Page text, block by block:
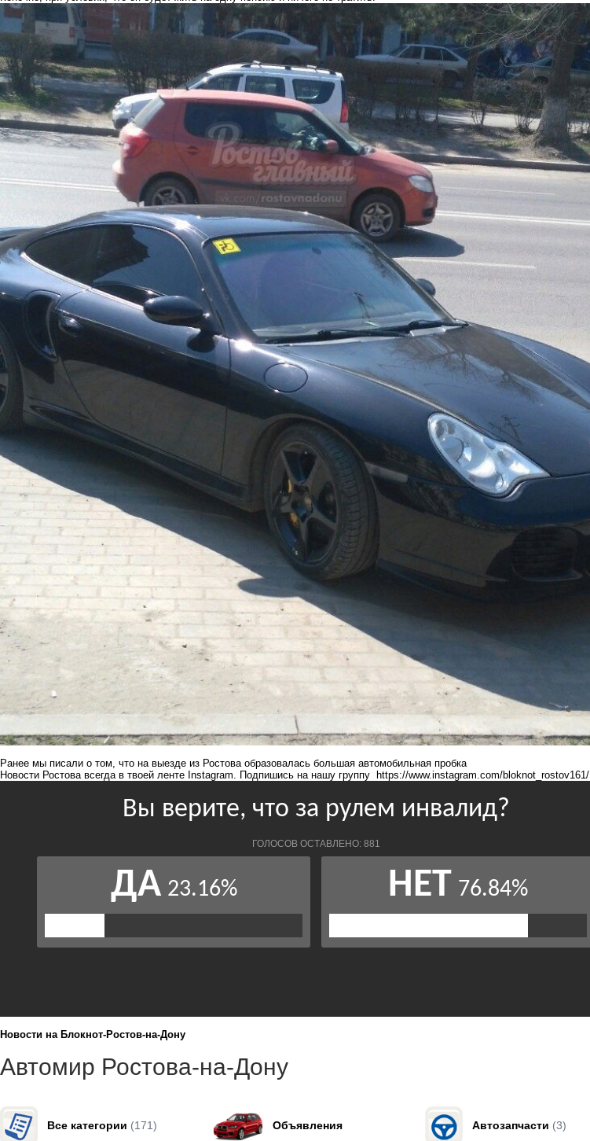
Ранее мы писали о том, что на выезде из Ростова образовалась большая автомобильная пробка
Новости Ростова всегда в твоей ленте Instagram. Подпишись на нашу группу
https://www.instagram.com/bloknot_rostov161/
Новости на Блoкнoт-Ростов-на-Дону
Автомир Ростова-на-Дону
Все категории (171) Объявления Автозапчасти (3)